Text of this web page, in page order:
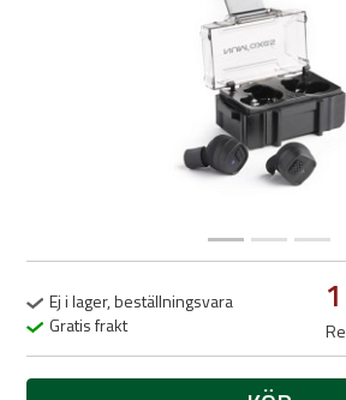
Ej i lager, beställningsvara
Gratis frakt